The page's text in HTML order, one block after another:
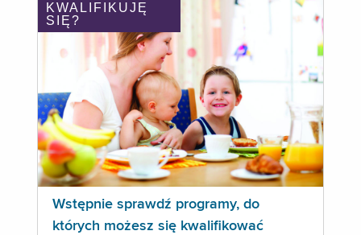
KWALIFIKUJĘ
SIĘ?
Wstępnie sprawdź programy, do
których możesz się kwalifikować